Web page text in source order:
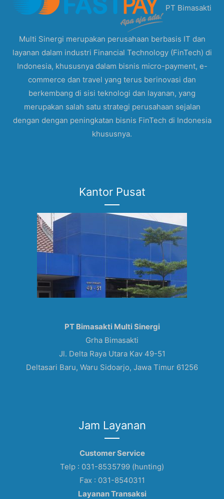
PT Bimasakti
Multi Sinergi merupakan perusahaan berbasis IT dan
layanan dalam industri Financial Technology (FinTech) di
Indonesia, khususnya dalam bisnis micro-payment, e-
commerce dan travel yang terus berinovasi dan
berkembang di sisi teknologi dan layanan, yang
merupakan salah satu strategi perusahaan sejalan
dengan dengan peningkatan bisnis FinTech di Indonesia
khususnya.
Kantor Pusat
PT Bimasakti Multi Sinergi
Grha Bimasakti
Jl. Delta Raya Utara Kav 49-51
Deltasari Baru, Waru Sidoarjo, Jawa Timur 61256
Jam Layanan
Customer Service
Telp : 031-8535799 (hunting)
Fax : 031-8540311
Layanan Transaksi